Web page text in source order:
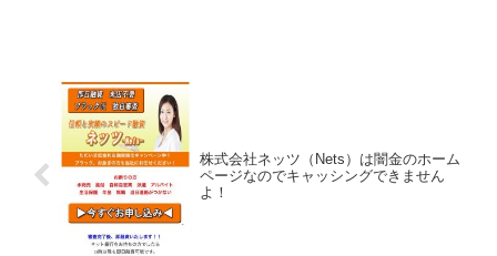
株式会社ネッツ（Nets）は闇金のホーム
ページなのでキャッシングできません
よ！